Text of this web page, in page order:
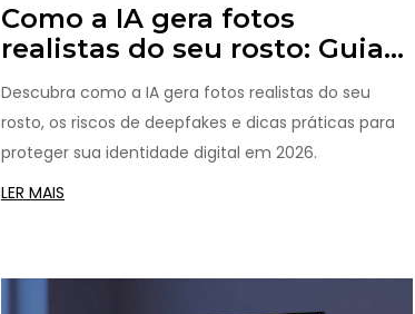
Como a IA gera fotos
realistas do seu rosto: Guia
completo de Deepfakes e
Clonagem Facial
Descubra como a IA gera fotos realistas do seu
rosto, os riscos de deepfakes e dicas práticas para
proteger sua identidade digital em 2026.
LER MAIS